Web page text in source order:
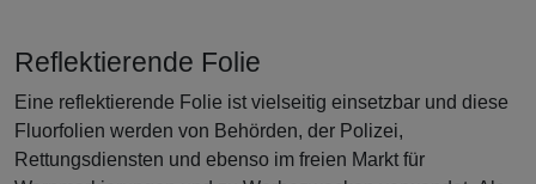
Reflektierende Folie
Eine reflektierende Folie ist vielseitig einsetzbar und diese
Fluorfolien werden von Behörden, der Polizei,
Rettungsdiensten und ebenso im freien Markt für